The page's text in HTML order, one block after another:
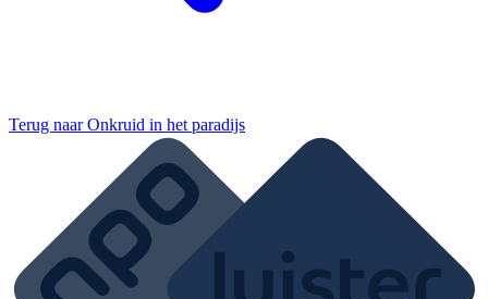
Terug naarOnkruid in het paradijs